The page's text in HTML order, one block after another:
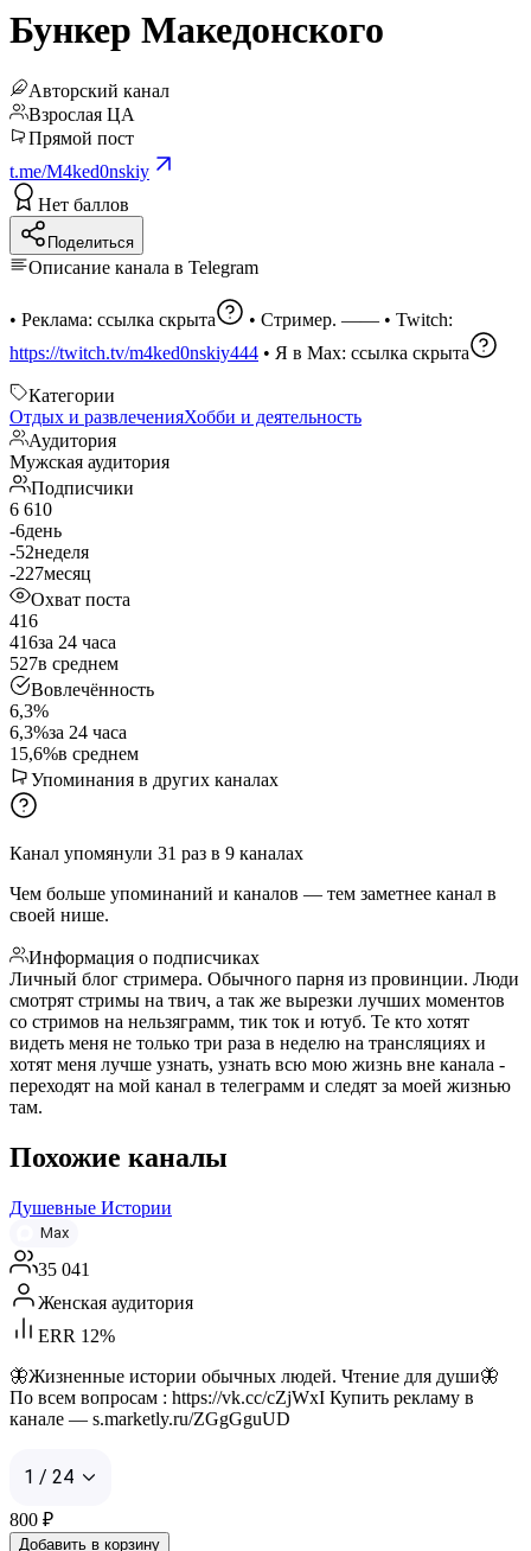
Бункер Македонского
Авторский канал
Взрослая ЦА
Прямой пост
t.me/M4ked0nskiy
Нет баллов
Поделиться
Описание канала в Telegram
• Реклама: ссылка скрыта
• Стример. —— • Twitch:
https://twitch.tv/m4ked0nskiy444 • Я в Max: ссылка скрыта
Категории
Отдых и развлеченияХобби и деятельность
Аудитория
Мужская аудитория
Подписчики
6 610
-6день
-52неделя
-227месяц
Охват поста
416
416за 24 часа
527в среднем
Вовлечённость
6,3%
6,3%за 24 часа
15,6%в среднем
Упоминания в других каналах
Канал упомянули 31 раз в 9 каналах
Чем больше упоминаний и каналов — тем заметнее канал в
своей нише.
Информация о подписчиках
Личный блог стримера. Обычного парня из провинции. Люди
смотрят стримы на твич, а так же вырезки лучших моментов
со стримов на нельзяграмм, тик ток и ютуб. Те кто хотят
видеть меня не только три раза в неделю на трансляциях и
хотят меня лучше узнать, узнать всю мою жизнь вне канала -
переходят на мой канал в телеграмм и следят за моей жизнью
там.
Похожие каналы
Душевные Истории
Max
35 041
Женская аудитория
ERR 12%
🦋Жизненные истории обычных людей. Чтение для души🦋
По всем вопросам : https://vk.cc/cZjWxI Купить рекламу в
канале — s.marketly.ru/ZGgGguUD
1 / 24
800 ₽
Добавить в корзину